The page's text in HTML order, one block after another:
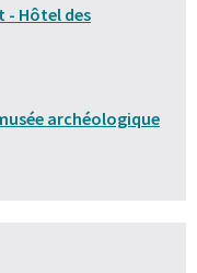
- Hôtel des
archéologique